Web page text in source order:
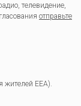
телевидение,
отправьте
жителей EEA).